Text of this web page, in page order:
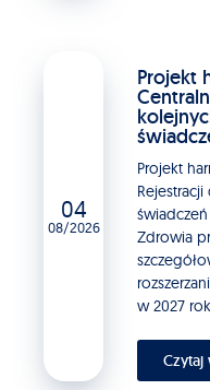
04
08/2026
Projekt
Projekt
Zdrowia
w 2027
Czytaj